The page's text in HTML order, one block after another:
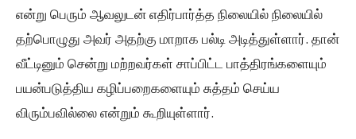
என்று பெரும் ஆவலுடன் எதிர்பார்த்த நிலையில் நிலையில்
தற்பொழுது அவர் அதற்கு மாறாக பல்டி அடித்துள்ளார். தான்
வீட்டினும் சென்று மற்றவர்கள் சாப்பிட்ட பாத்திரங்களையும்
பயன்படுத்திய கழிப்பறைகளையும் சுத்தம் செய்ய
விரும்பவில்லை என்றும் கூறியுள்ளார்.